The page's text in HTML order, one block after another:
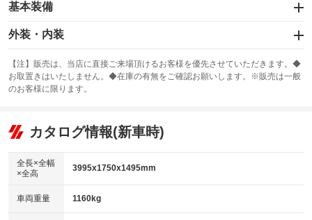
基本装備
エアバッグ：運転席/助手席/サイド
：装備あり
：装備なし
サンルーフ
：装備なし ABS
リフトアップ
：装備なし
：装備なし
パワーウィンドウ
アイドリングストップ
：装備あり
外装・内装
カーナビ：SDナビ
：装備あり
TV：フルセグ
：装備あり
ビジュアル
：装備なし
：装備あり
革シート
キーレス
【注】販売は、当店に直接ご来場頂けるお客様を優先させていただきます。◆
お取置きはいたしません。◆在庫の有無をご確認お願いします。※販売は一般
のお客様に限ります。
カタログ情報(新車時)
全長×全幅
×全高
3995x1750x1495mm
車両重量 1160kg